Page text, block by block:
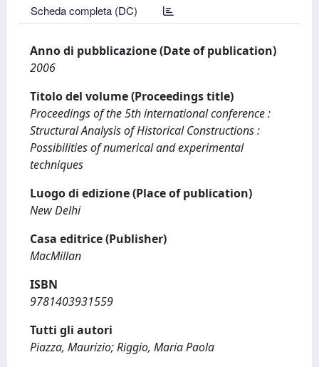
Scheda completa (DC)
Anno di pubblicazione (Date of publication)
2006
Titolo del volume (Proceedings title)
Proceedings of the 5th international conference :
Structural Analysis of Historical Constructions :
Possibilities of numerical and experimental
techniques
Luogo di edizione (Place of publication)
New Delhi
Casa editrice (Publisher)
MacMillan
ISBN
9781403931559
Tutti gli autori
Piazza, Maurizio; Riggio, Maria Paola